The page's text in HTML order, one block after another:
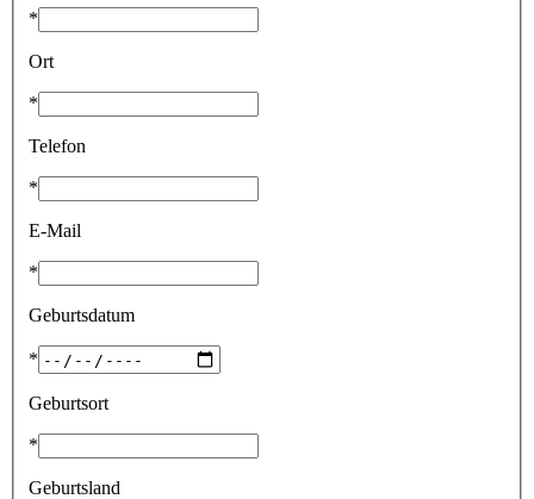
*
Ort
*
Telefon
*
E-Mail
*
Geburtsdatum
*
Geburtsort
*
Geburtsland